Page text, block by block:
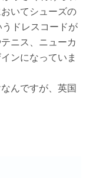
いてシューズの
ドレスコードが
ニス、ニューカ
ンになっていま
んですが、英国